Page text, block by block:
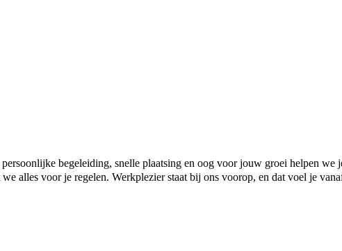
begeleiding, snelle plaatsing en oog voor jouw groei helpen we
alles voor je regelen. Werkplezier staat bij ons voorop, en dat voel je